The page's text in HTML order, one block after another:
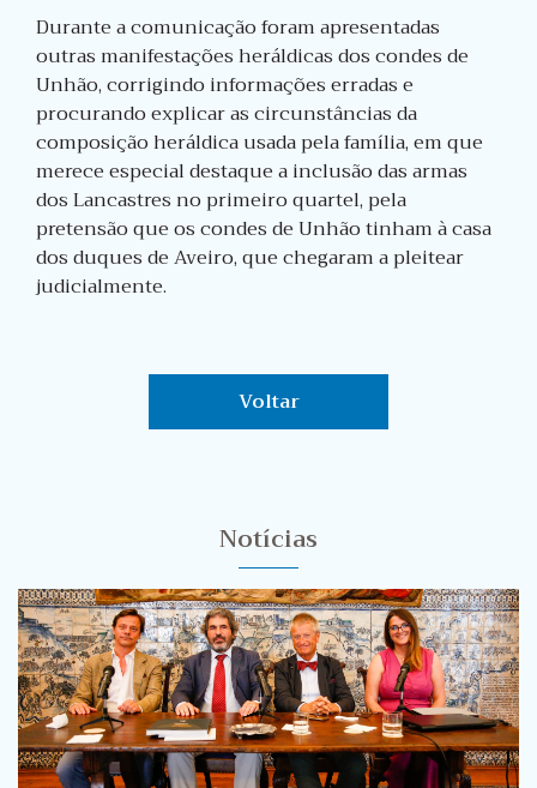
Durante a comunicação foram apresentadas
outras manifestações heráldicas dos condes de
Unhão, corrigindo informações erradas e
procurando explicar as circunstâncias da
composição heráldica usada pela família, em que
merece especial destaque a inclusão das armas
dos Lancastres no primeiro quartel, pela
pretensão que os condes de Unhão tinham à casa
dos duques de Aveiro, que chegaram a pleitear
judicialmente.
Voltar
Notícias